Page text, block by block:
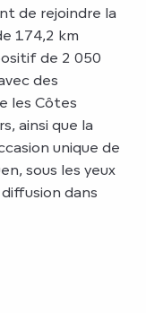
de rejoindre la
174,2 km
de 2 050
des
les Côtes
ainsi que la
unique de
sous les yeux
dans